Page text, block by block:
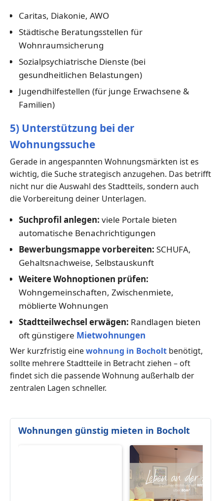
Caritas, Diakonie, AWO
Städtische Beratungsstellen für
Wohnraumsicherung
Sozialpsychiatrische Dienste (bei
gesundheitlichen Belastungen)
Jugendhilfestellen (für junge Erwachsene &
Familien)
5) Unterstützung bei der
Wohnungssuche
Gerade in angespannten Wohnungsmärkten ist es
wichtig, die Suche strategisch anzugehen. Das betrifft
nicht nur die Auswahl des Stadtteils, sondern auch
die Vorbereitung deiner Unterlagen.
Suchprofil anlegen: viele Portale bieten
automatische Benachrichtigungen
Bewerbungsmappe vorbereiten: SCHUFA,
Gehaltsnachweise, Selbstauskunft
Weitere Wohnoptionen prüfen:
Wohngemeinschaften, Zwischenmiete,
möblierte Wohnungen
Stadtteilwechsel erwägen: Randlagen bieten
oft günstigere Mietwohnungen
Wer kurzfristig einewohnung in Bocholt benötigt,
sollte mehrere Stadtteile in Betracht ziehen – oft
findet sich die passende Wohnung außerhalb der
zentralen Lagen schneller.
Wohnungen günstig mieten in Bocholt